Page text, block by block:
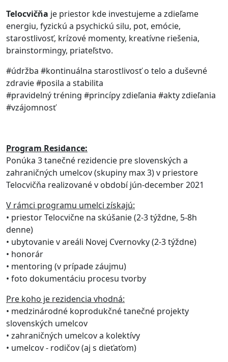
Telocvičňa je priestor kde investujeme a zdieľame
energiu, fyzickú a psychickú silu, pot, emócie,
starostlivosť, krízové momenty, kreatívne riešenia,
brainstormingy, priateľstvo.
#údržba #kontinuálna starostlivosť o telo a duševné
zdravie #posila a stabilita
#pravidelný tréning #princípy zdieľania #akty zdieľania
#vzájomnosť
Program Residance:
Ponúka 3 tanečné rezidencie pre slovenských a
zahraničných umelcov (skupiny max 3) v priestore
Telocvičňa realizované v období jún-december 2021
V rámci programu umelci získajú:
• priestor Telocvične na skúšanie (2-3 týždne, 5-8h
denne)
• ubytovanie v areáli Novej Cvernovky (2-3 týždne)
• honorár
• mentoring (v prípade záujmu)
• foto dokumentáciu procesu tvorby
Pre koho je rezidencia vhodná:
• medzinárodné koprodukčné tanečné projekty
slovenských umelcov
• zahraničných umelcov a kolektívy
• umelcov - rodičov (aj s dieťaťom)